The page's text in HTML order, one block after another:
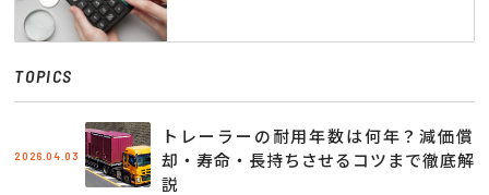
TOPICS
2026.04.03
トレーラーの耐用年数は何年？減価償
却・寿命・長持ちさせるコツまで徹底解
説